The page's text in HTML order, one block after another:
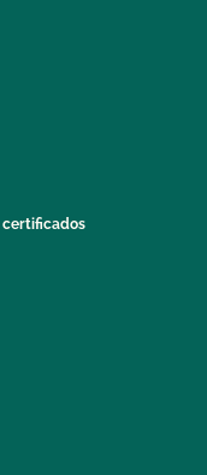
certificados